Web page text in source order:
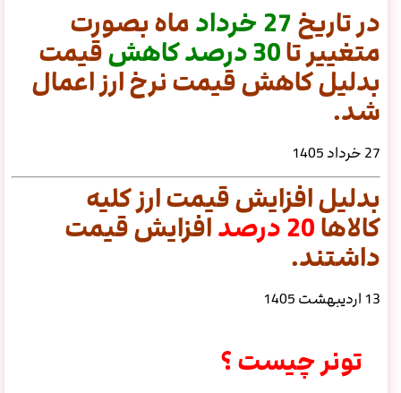
در تاریخ 27 خرداد ماه بصورت
متغییر تا30درصدکاهشقیمت
بدلیل کاهش قیمت نرخ ارز اعمال
شد.
27 خرداد 1405
بدلیل افزایش قیمت ارز کلیه
کالاها20 درصد افزایش قیمت
داشتند.
13 اردیبهشت 1405
تونر چیست ؟